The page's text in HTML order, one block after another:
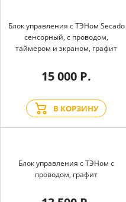
Блок управления с ТЭНом Secado
сенсорный, с проводом,
таймером и экраном, графит
15 000 Р.
В КОРЗИНУ
Блок управления с ТЭНом с
проводом, графит